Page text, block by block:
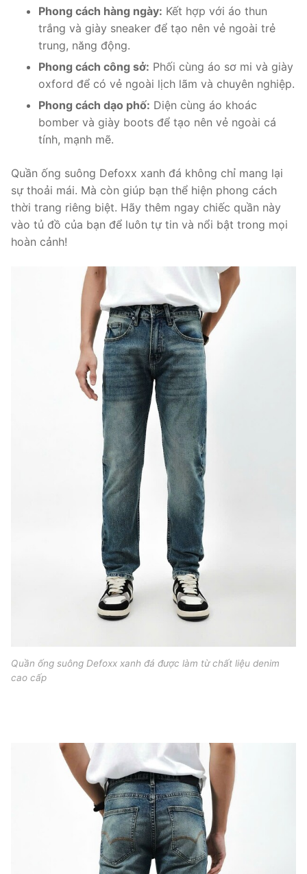
Phong cách hàng ngày: Kết hợp với áo thun
trắng và giày sneaker để tạo nên vẻ ngoài trẻ
trung, năng động.
Phong cách công sở: Phối cùng áo sơ mi và giày
oxford để có vẻ ngoài lịch lãm và chuyên nghiệp.
Phong cách dạo phố: Diện cùng áo khoác
bomber và giày boots để tạo nên vẻ ngoài cá
tính, mạnh mẽ.
Quần ống suông Defoxx xanh đá không chỉ mang lại
sự thoải mái. Mà còn giúp bạn thể hiện phong cách
thời trang riêng biệt. Hãy thêm ngay chiếc quần này
vào tủ đồ của bạn để luôn tự tin và nổi bật trong mọi
hoàn cảnh!
Quần ống suông Defoxx xanh đá được làm từ chất liệu denim
cao cấp